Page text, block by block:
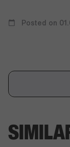
Posted on